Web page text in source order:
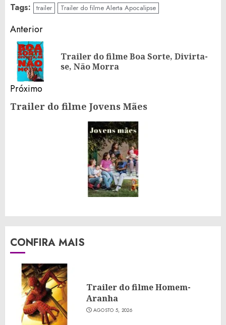
Tags: trailer Trailer do filme Alerta Apocalipse
Continue
Reading
Anterior
Trailer do filme Boa Sorte, Divirta-
se, Não Morra
Próximo
Próximo
Trailer do filme Jovens Mães
CONFIRA MAIS
Trailer do filme Homem-
Aranha
AGOSTO 5, 2026